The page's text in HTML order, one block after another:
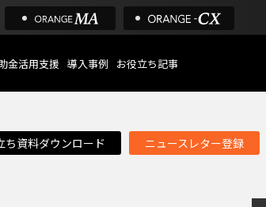
金活用支援 導入事例 お役立ち記事
ち資料ダウンロード ニュースレター登録